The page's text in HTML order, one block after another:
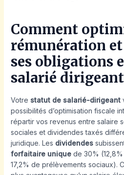
Comment
rémunération
ses obligations
salarié
Votre statut de salarié-dirigeant
possibilités d’optimisation fiscale
répartir vos revenus entre salaire
sociales et dividendes taxés
juridique. Les dividendes
forfaitaire uniquede 30% (12,8%
17,2% de prélèvements sociaux).